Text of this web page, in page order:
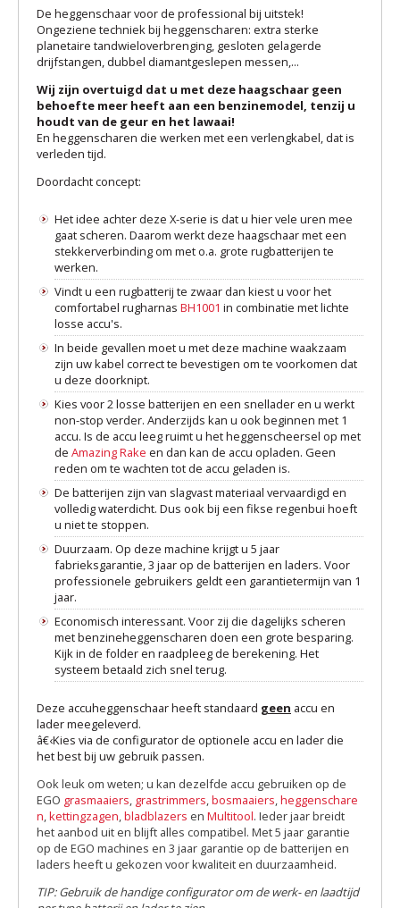
De heggenschaar voor de professional bij uitstek!
Ongeziene techniek bij heggenscharen: extra sterke
planetaire tandwieloverbrenging, gesloten gelagerde
drijfstangen, dubbel diamantgeslepen messen,...
Wij zijn overtuigd dat u met deze haagschaar geen
behoefte meer heeft aan een benzinemodel, tenzij u
houdt van de geur en het lawaai!
En heggenscharen die werken met een verlengkabel, dat is
verleden tijd.
Doordacht concept:
Het idee achter deze X-serie is dat u hier vele uren mee
gaat scheren. Daarom werkt deze haagschaar met een
stekkerverbinding om met o.a. grote rugbatterijen te
werken.
Vindt u een rugbatterij te zwaar dan kiest u voor het
comfortabel rugharnas BH1001 in combinatie met lichte
losse accu's.
In beide gevallen moet u met deze machine waakzaam
zijn uw kabel correct te bevestigen om te voorkomen dat
u deze doorknipt.
Kies voor 2 losse batterijen en een snellader en u werkt
non-stop verder. Anderzijds kan u ook beginnen met 1
accu. Is de accu leeg ruimt u het heggenscheersel op met
de Amazing Rake en dan kan de accu opladen. Geen
reden om te wachten tot de accu geladen is.
De batterijen zijn van slagvast materiaal vervaardigd en
volledig waterdicht. Dus ook bij een fikse regenbui hoeft
u niet te stoppen.
Duurzaam. Op deze machine krijgt u 5 jaar
fabrieksgarantie, 3 jaar op de batterijen en laders. Voor
professionele gebruikers geldt een garantietermijn van 1
jaar.
Economisch interessant. Voor zij die dagelijks scheren
met benzineheggenscharen doen een grote besparing.
Kijk in de folder en raadpleeg de berekening. Het
systeem betaald zich snel terug.
Deze accuheggenschaar heeft standaard geen accu en
lader meegeleverd.
â€‹Kies via de configurator de optionele accu en lader die
het best bij uw gebruik passen.
Ook leuk om weten; u kan dezelfde accu gebruiken op de
EGO grasmaaiers, grastrimmers,bosmaaiers,heggenschare
n,kettingzagen,bladblazers en Multitool. Ieder jaar breidt
het aanbod uit en blijft alles compatibel. Met 5 jaar garantie
op de EGO machines en 3 jaar garantie op de batterijen en
laders heeft u gekozen voor kwaliteit en duurzaamheid.
TIP: Gebruik de handige configurator om de werk- en laadtijd